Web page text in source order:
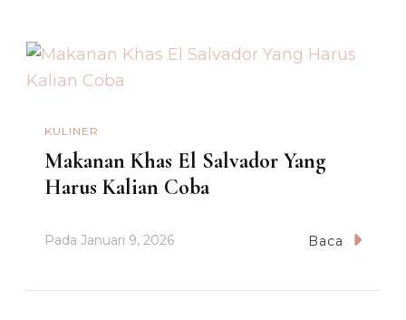
KULINER
Makanan Khas El Salvador Yang
Harus Kalian Coba
Pada Januari 9, 2026 Baca